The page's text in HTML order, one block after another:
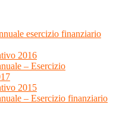
esercizio finanziario
2016
– Esercizio
2015
– Esercizio finanziario